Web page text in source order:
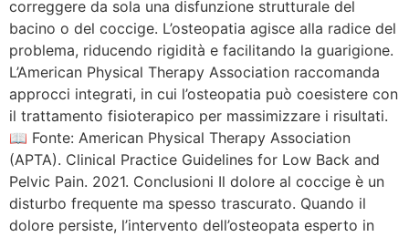
correggere da sola una disfunzione strutturale del
bacino o del coccige. L’osteopatia agisce alla radice del
problema, riducendo rigidità e facilitando la guarigione.
L’American Physical Therapy Association raccomanda
approcci integrati, in cui l’osteopatia può coesistere con
il trattamento fisioterapico per massimizzare i risultati.
📖 Fonte: American Physical Therapy Association
(APTA). Clinical Practice Guidelines for Low Back and
Pelvic Pain. 2021. Conclusioni Il dolore al coccige è un
disturbo frequente ma spesso trascurato. Quando il
dolore persiste, l’intervento dell’osteopata esperto in